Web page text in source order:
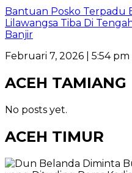
Bantuan Posko Terpadu
Lilawangsa Tiba Di
Banjir
Februari 7, 2026 | 5:54
ACEH TAMIANG
No posts yet.
ACEH TIMUR